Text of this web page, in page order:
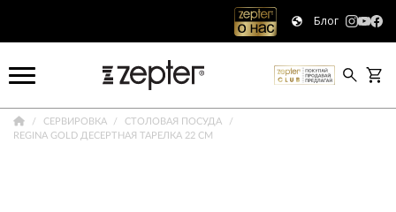
Блог
СЕРВИРОВКА
СТОЛОВАЯ ПОСУДА
REGINA GOLD ДЕСЕРТНАЯ ТАРЕЛКА 22 СМ